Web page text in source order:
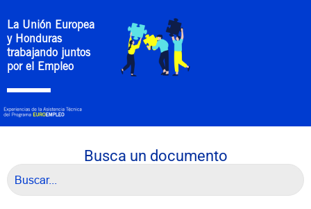
La Unión Europea
y Honduras
trabajando juntos
por el Empleo
Busca un documento